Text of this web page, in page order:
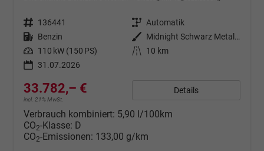
Fahrzeugnr. 136441 Getriebe Automatik
Kraftstoff Benzin Außenfarbe
Midnight Schwarz Metallic
Leistung 110 kW (150 PS) Kilometerstand
10 km
31.07.2026
33.782,– €
incl. 21% MwSt.
Details
Verbrauch kombiniert: 5,90 l/100km
CO2-Klasse: D
CO2-Emissionen: 133,00 g/km